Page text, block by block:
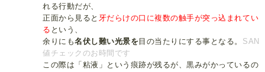
れる行動だが、
正面から見ると 牙だらけの口に複数の触手が突っ込まれてい
る という、
余りにも名伏し難い光景を目の当たりにする事となる。 SAN
値チェックのお時間です
この際は「粘液」という痕跡が残るが、黒みがかっているの